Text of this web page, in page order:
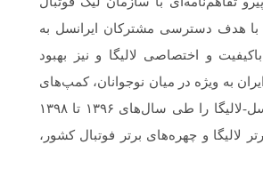
و با هدف دسترسی مشترکان ایرانسل به
و اختصاصی لالیگا و نیز بهبود
به ویژه در میان نوجوانان، کمپ‌های
استعدادیابی ایرانسل-لالیگا را طی سال‌های ۱۳۹۶ تا ۱۳۹۸
لالیگا و چهره‌های برتر فوتبال کشور،